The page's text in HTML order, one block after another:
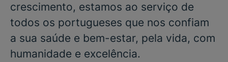
crescimento, estamos ao serviço de
todos os portugueses que nos confiam
a sua saúde e bem-estar, pela vida, com
humanidade e excelência.